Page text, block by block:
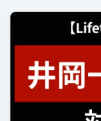
RIZIN